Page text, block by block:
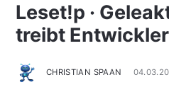
Leset!p ·
treibt
CHRISTIAN SPAAN